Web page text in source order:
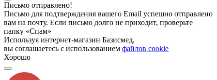
Письмо отправлено!
Письмо для подтверждения вашего Email успешно отправлено
вам на почту. Если письмо долго не приходит, проверьте
папку «Спам»
Используя интернет-магазин Базисмед,
вы соглашаетесь с использованием файлов cookie
Хорошо